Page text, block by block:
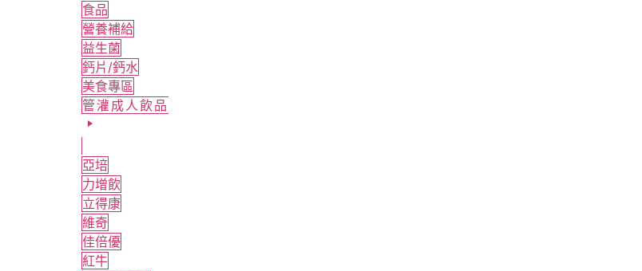
食品
營養補給
益生菌
鈣片/鈣水
美食專區
管灌成人飲品
亞培
力增飲
立得康
維奇
佳倍優
紅牛